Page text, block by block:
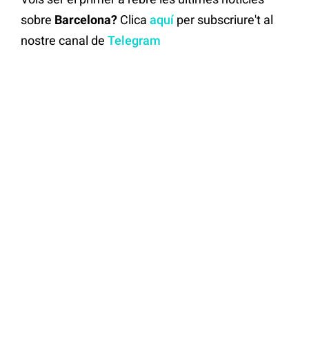
sobre Barcelona? Clica aquíper subscriure't al
nostre canal de Telegram